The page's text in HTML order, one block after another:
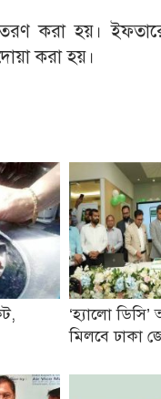
করা হয়।
করা হয়।
‘হ্যালো
মিলবে ঢাকা